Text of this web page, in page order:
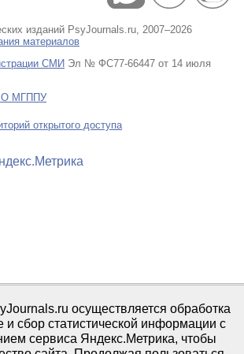
изданий PsyJournals.ru, 2007–2026
материалов
СМИ Эл № ФС77-66447 от 14 июля
МГППУ
открытого доступа
осуществляется обработка
сбор статистической информации с
сервиса Яндекс.Метрика, чтобы